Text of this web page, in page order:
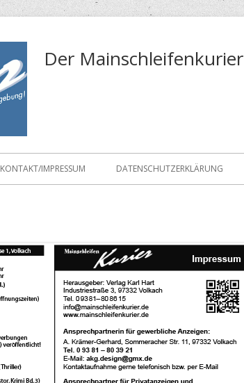
Der Mainschleifenkurier
KONTAKT/IMPRESSUM DATENSCHUTZERKLÄRUNG